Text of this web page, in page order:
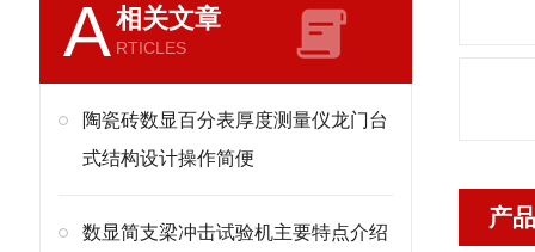
A相关文章
RTICLES
陶瓷砖数显百分表厚度测量仪龙门台
式结构设计操作简便
​数显简支梁冲击试验机主要特点介绍
产